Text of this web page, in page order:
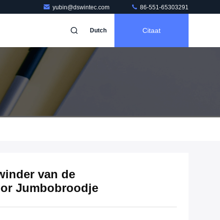
yubin@dswintec.com 86-551-65303291
Dutch Citaat
van de
Jumbobroodje